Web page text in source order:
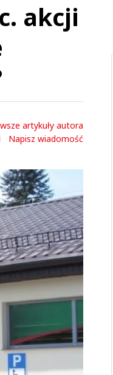
akcji
artykuły autora
Napisz wiadomość